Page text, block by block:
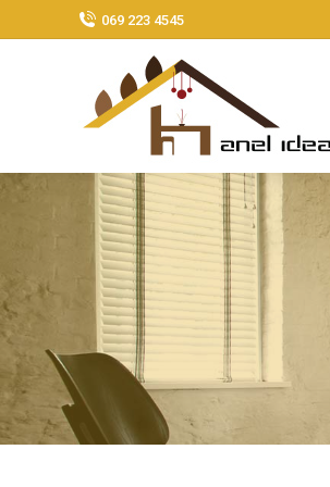
069 223 4545